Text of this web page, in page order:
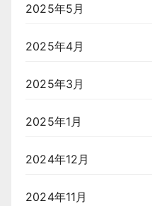
2025年5月
2025年4月
2025年3月
2025年1月
2024年12月
2024年11月